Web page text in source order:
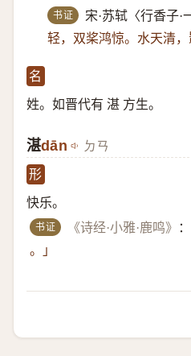
书证 宋·苏轼〈行香子·
轻，双桨鸿惊。水天清，
名
姓。如晋代有 湛 方生。
湛dān ㄉㄢ
形
快乐。
书证 《诗经·小雅·鹿鸣》 ：
。」